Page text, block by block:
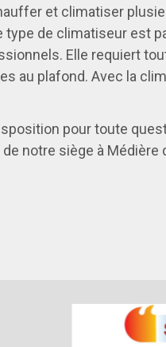
et climatiser
type de climatiseur est
Elle requiert
au plafond. Avec la
pour toute
notre siège à Médière